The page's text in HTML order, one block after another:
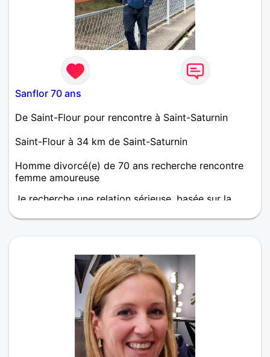
Sanflor 70 ans
De Saint-Flour pour rencontre à Saint-Saturnin
Saint-Flour à 34 km de Saint-Saturnin
Homme divorcé(e) de 70 ans recherche rencontre
femme amoureuse
Je recherche une relation sérieuse, basée sur la
c'est mieux que seul